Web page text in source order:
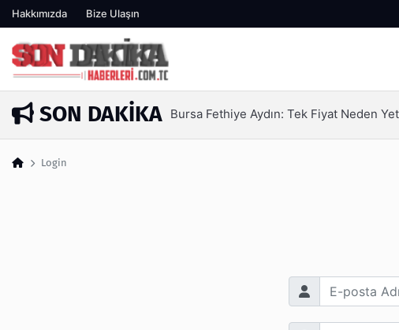
Hakkımızda Bize Ulaşın
SON DAKIKA
22 saat önce Bursa Fethiye Aydın: Tek Fiyat Neden
Login
E-posta Adresi